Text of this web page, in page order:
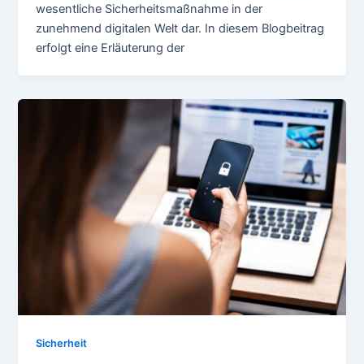
wesentliche Sicherheitsmaßnahme in der
zunehmend digitalen Welt dar. In diesem Blogbeitrag
erfolgt eine Erläuterung der
Sicherheit